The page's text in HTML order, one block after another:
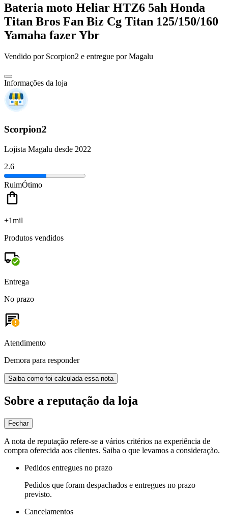
Bateria moto Heliar HTZ6 5ah Honda
Titan Bros Fan Biz Cg Titan 125/150/160
Yamaha fazer Ybr
Vendido por Scorpion2 e entregue por Magalu
Informações da loja
Scorpion2
Lojista Magalu desde 2022
2.6
RuimÓtimo
+1mil
Produtos vendidos
Entrega
No prazo
Atendimento
Demora para responder
Saiba como foi calculada essa nota
Sobre a reputação da loja
Fechar
A nota de reputação refere-se a vários critérios na experiência de
compra oferecida aos clientes. Saiba o que levamos a consideração.
Pedidos entregues no prazo
Pedidos que foram despachados e entregues no prazo
previsto.
Cancelamentos